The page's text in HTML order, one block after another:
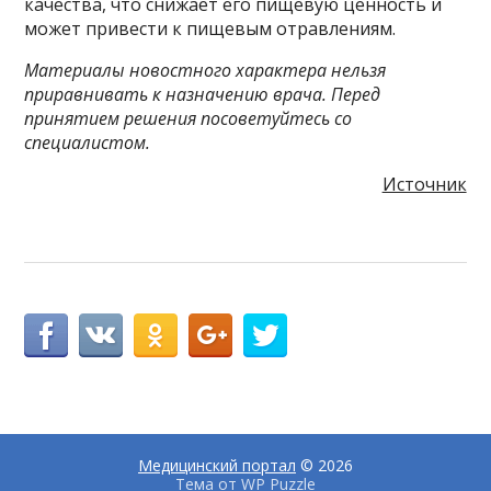
может привести к пищевым отравлениям.
Материалы новостного характера нельзя
приравнивать к назначению врача. Перед
принятием решения посоветуйтесь со
специалистом.
Источник
Медицинский портал © 2026
Тема от WP Puzzle